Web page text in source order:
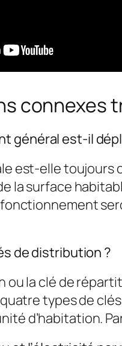
connexes
général est-il
est-elle toujours
la surface
de distribution ?
ou la clé de
types de
d’habitation.